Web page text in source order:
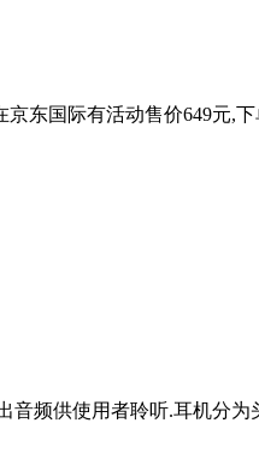
东国际有活动售价649元,
频供使用者聆听.耳机分